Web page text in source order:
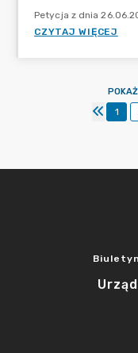
Petycja z dnia
CZYTAJ WIĘCEJ
POKAŻ
1